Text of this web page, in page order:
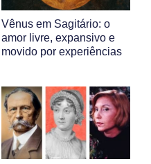
Vênus em Sagitário: o
amor livre, expansivo e
movido por experiências